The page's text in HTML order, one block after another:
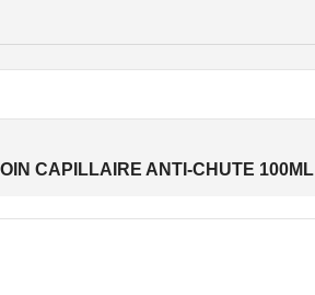
CAPILLAIRE ANTI-CHUTE 100ML